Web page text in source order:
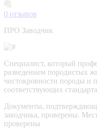
0 отзывов
ПРО Заводчик
Специалист, который
разведением породистых
чистокровности породы и
соответствующих
Документы,
заводчика, проверены.
проверены